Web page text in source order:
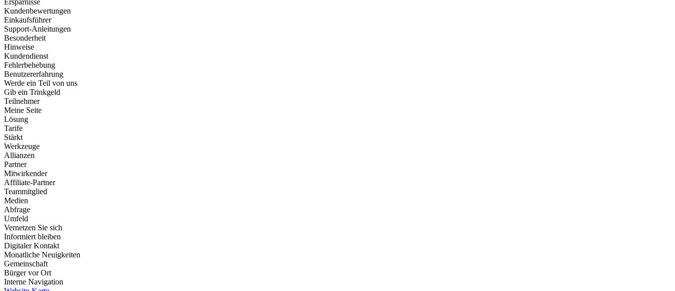
Ersparnisse
Kundenbewertungen
Einkaufsführer
Support-Anleitungen
Besonderheit
Hinweise
Kundendienst
Fehlerbehebung
Benutzererfahrung
Werde ein Teil von uns
Gib ein Trinkgeld
Teilnehmer
Meine Seite
Lösung
Tarife
Stärkt
Werkzeuge
Allianzen
Partner
Mitwirkender
Affiliate-Partner
Teammitglied
Medien
Abfrage
Umfeld
Vernetzen Sie sich
Informiert bleiben
Digitaler Kontakt
Monatliche Neuigkeiten
Gemeinschaft
Bürger vor Ort
Interne Navigation